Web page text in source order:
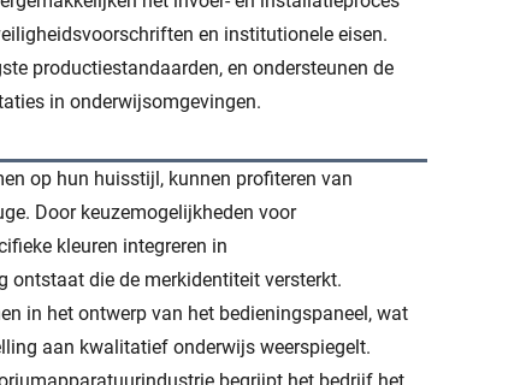
en institutionele eisen.
productiestandaarden, en ondersteunen de
in onderwijsomgevingen.
op hun huisstijl, kunnen profiteren van
Door keuzemogelijkheden voor
kleuren integreren in
ontstaat die de merkidentiteit versterkt.
in het ontwerp van het bedieningspaneel, wat
aan kwalitatief onderwijs weerspiegelt.